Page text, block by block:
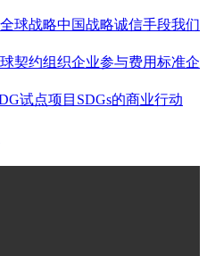
全球战略中国战略诚信手段我们
契约组织企业参与费用标准企
试点项目 SDGs的商业行动